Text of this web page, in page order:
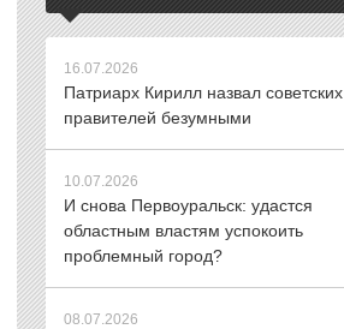
16.07.2026
Патриарх Кирилл назвал советских
правителей безумными
10.07.2026
И снова Первоуральск: удастся
областным властям успокоить
проблемный город?
08.07.2026